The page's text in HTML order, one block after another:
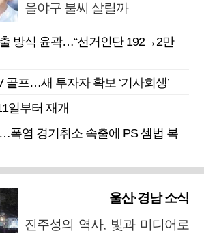
을야구 불씨 살릴까
방식 윤곽…“선거인단 192→2만
골프…새 투자자 확보 ‘기사회생’
일부터 재개
폭염 경기취소 속출에 PS 셈법 복
울산·경남 소식
진주성의 역사, 빛과 미디어로